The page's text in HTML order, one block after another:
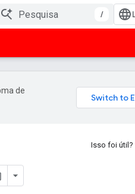
/
de
Isso foi útil?